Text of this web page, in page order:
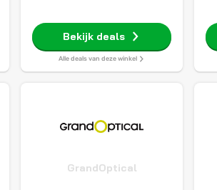
Bekijk deals
Alle deals van deze winkel
GrandOptical